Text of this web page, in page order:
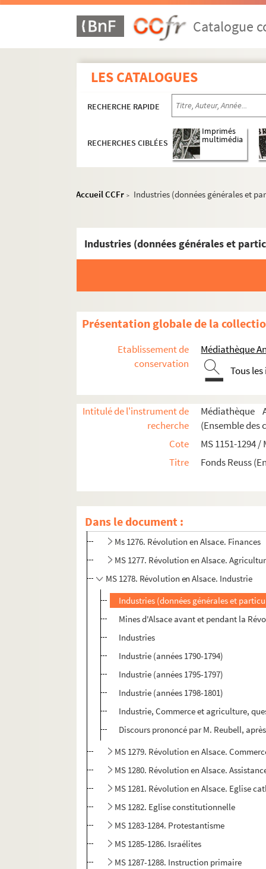
Catalogue
LES CATALOGUES
RECHERCHE RAPIDE
RECHERCHES CIBLÉES
Imprimés
multimédia
Accueil CCFr > Industries (données générales et
Industries (données générales et
Présentation globale de la
Etablissement de
conservation
Médiathèque
Tous
Intitulé de l'instrument de
recherche
Médiathèque
(Ensemble des
Cote
MS 1151-1294 /
Titre
Fonds Reuss
Dans le document :
MS 1151-1155. Le Saint-Empire Romain
MS 1156-1183. La politique française en
MS 1184-1186. Histoire d'Alsace
MS 1187-1191. Alsatiques divers
MS 1192-1198. L'Alsace au XVII
MS 1241-1250. Procès-verbaux de
MS 1251-1293. Révolution en Alsace
MS 1254. Révolution en Alsace
MS 1256-1258. Emigrés
MS 1259. Révolution en Alsace Grande
MS 1260-1263. Militaria
MS 1264-1268. Biographies
MS 1269. Correspondance de Frédéric
MS 1270. Notes sur les historiens
MS 1271-1272. Localités diverses
MS 1274. Révolution en Alsace
MS 1275. Révolution en Alsace Tribunaux
Ms 1276. Révolution en Alsace. Finances
MS 1277. Révolution en Alsace.
MS 1278. Révolution en Alsace. Industrie
Industries (données générales et
Mines d'Alsace avant et pendant la
Industries
Industrie (années 1790-1794)
Industrie (années 1795-1797)
Industrie (années 1798-1801)
Industrie, Commerce et agriculture,
Discours prononcé par M. Reubell,
MS 1279. Révolution en Alsace.
MS 1280. Révolution en Alsace.
MS 1281. Révolution en Alsace. Eglise
MS 1282. Eglise constitutionnelle
MS 1283-1284. Protestantisme
MS 1285-1286. Israélites
MS 1287-1288. Instruction primaire